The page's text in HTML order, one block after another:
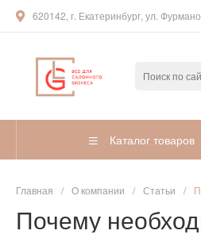
620142, г. Екатеринбург, ул.
Каталог товаров
Главная / О компании / Статьи /
Почему